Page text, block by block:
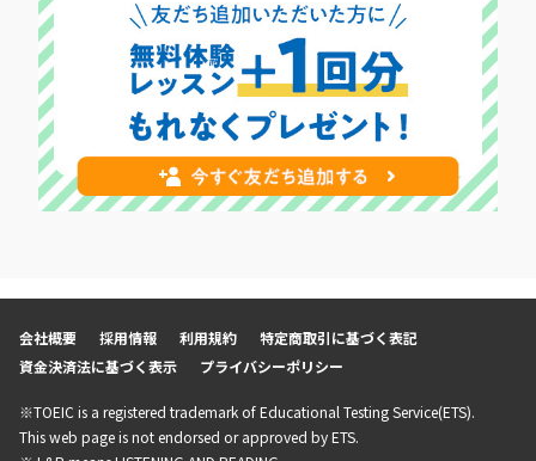
会社概要 採用情報 利用規約
特定商取引に基づく表記
資金決済法に基づく表示
プライバシーポリシー
※TOEIC is a registered trademark of Educational Testing Service(ETS).
This web page is not endorsed or approved by ETS.